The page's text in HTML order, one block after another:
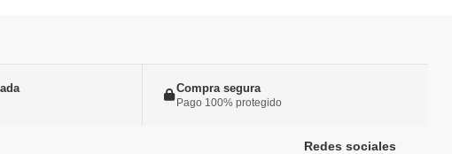
Compra segura
Pago 100% protegido
Redes sociales